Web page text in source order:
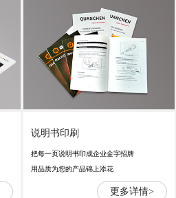
说明书印刷
把每一页说明书印成企业金字招牌
用品质为您的产品锦上添花
更多详情>